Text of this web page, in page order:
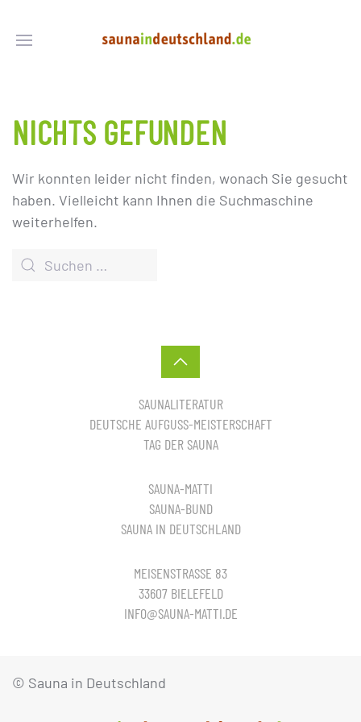
NICHTS GEFUNDEN
Wir konnten leider nicht finden, wonach Sie gesucht
haben. Vielleicht kann Ihnen die Suchmaschine
weiterhelfen.
SAUNALITERATUR
DEUTSCHE AUFGUSS-MEISTERSCHAFT
TAG DER SAUNA
SAUNA-MATTI
SAUNA-BUND
SAUNA IN DEUTSCHLAND
MEISENSTRASSE 83
33607 BIELEFELD
INFO@SAUNA-MATTI.DE
© Sauna in Deutschland